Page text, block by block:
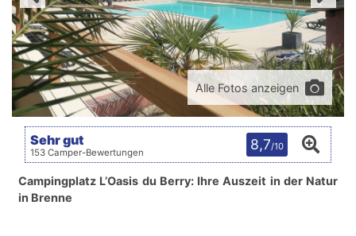
Alle Fotos anzeigen
Sehr gut
153 Camper-Bewertungen 8,7/10
Campingplatz L’Oasis du Berry: Ihre Auszeit in der Natur
in Brenne